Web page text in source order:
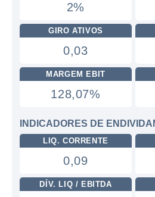
2%
GIRO ATIVOS
0,03
MARGEM EBIT
128,07%
INDICADORES DE
LIQ. CORRENTE
0,09
DÍV. LIQ / EBITDA